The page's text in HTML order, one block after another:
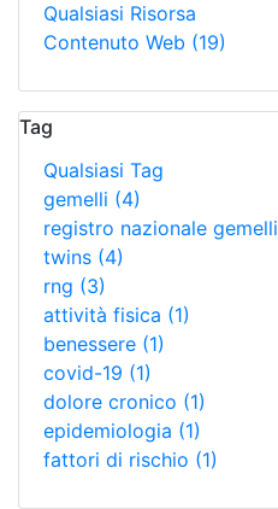
Qualsiasi Risorsa
Contenuto Web (19)
Tag
Qualsiasi Tag
gemelli (4)
registro nazionale gemelli
twins (4)
rng (3)
attività fisica (1)
benessere (1)
covid-19 (1)
dolore cronico (1)
epidemiologia (1)
fattori di rischio (1)